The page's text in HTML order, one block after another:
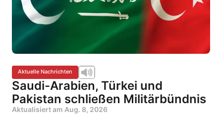
Aktuelle Nachrichten
Saudi-Arabien, Türkei und
Pakistan schließen Militärbündnis
Aktualisiert am Aug. 8, 2026